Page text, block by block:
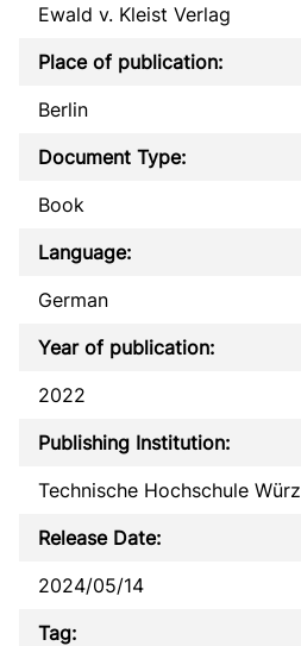
Ewald v. Kleist Verlag
Place of publication:
Berlin
Document Type:
Book
Language:
German
Year of publication:
2022
Publishing Institution:
Technische Hochschule
Release Date:
2024/05/14
Tag: